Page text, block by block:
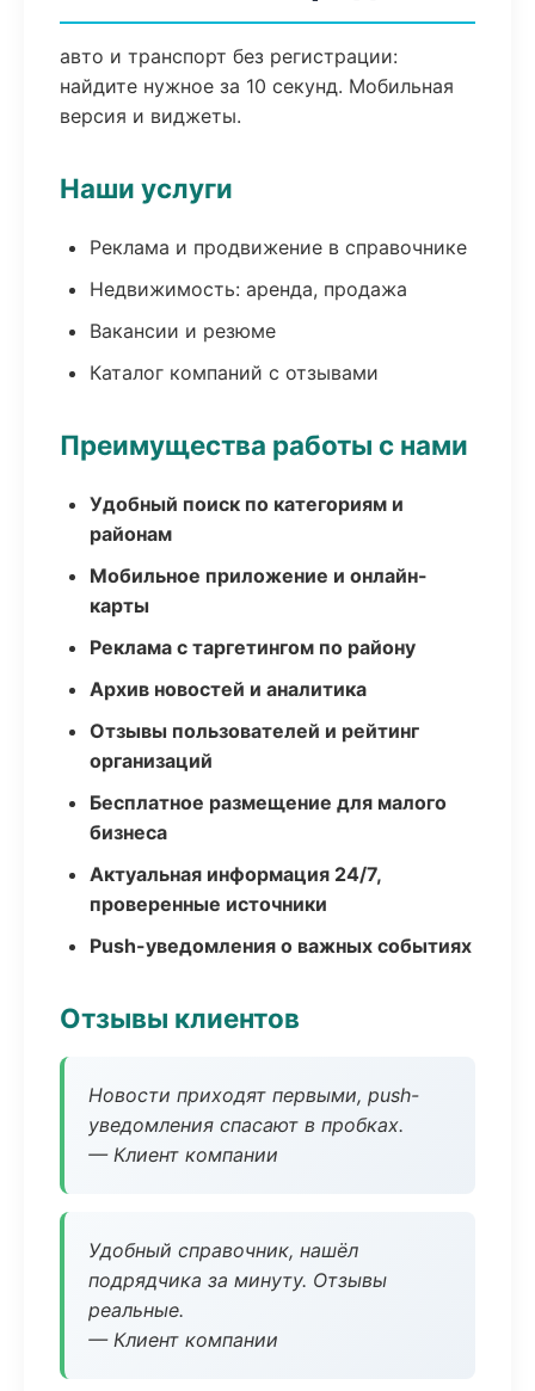
авто и транспорт без регистрации:
найдите нужное за 10 секунд. Мобильная
версия и виджеты.
Наши услуги
Реклама и продвижение в справочнике
Недвижимость: аренда, продажа
Вакансии и резюме
Каталог компаний с отзывами
Преимущества работы с нами
Удобный поиск по категориям и
районам
Мобильное приложение и онлайн-
карты
Реклама с таргетингом по району
Архив новостей и аналитика
Отзывы пользователей и рейтинг
организаций
Бесплатное размещение для малого
бизнеса
Актуальная информация 24/7,
проверенные источники
Push-уведомления о важных событиях
Отзывы клиентов
Новости приходят первыми, push-
уведомления спасают в пробках.
— Клиент компании
Удобный справочник, нашёл
подрядчика за минуту. Отзывы
реальные.
— Клиент компании